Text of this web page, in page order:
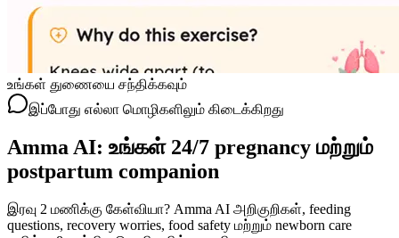
உங்கள் துணையை சந்திக்கவும்
இப்போது எல்லா மொழிகளிலும் கிடைக்கிறது
Amma AI: உங்கள் 24/7 pregnancy மற்றும்
postpartum companion
இரவு 2 மணிக்கு கேள்வியா? Amma AI அறிகுறிகள், feeding
questions, recovery worries, food safety மற்றும் newborn care